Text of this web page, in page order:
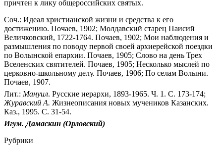
причтен к лику общероссийских святых.
Соч.: Идеал христианской жизни и средства к его
достижению. Почаев, 1902; Молдавский старец Паисий
Величковский, 1722-1764. Почаев, 1902; Мои наблюдения и
размышления по поводу первой своей архиерейской поездки
по Волынской епархии. Почаев, 1905; Слово на день Трех
Вселенских святителей. Почаев, 1905; Несколько мыслей по
церковно-школьному делу. Почаев, 1906; По селам Волыни.
Почаев, 1907.
Лит.: Мануил. Русские иерархи, 1893-1965. Ч. 1. С. 173-174;
Журавский А. Жизнеописания новых мучеников Казанских.
Каз., 1995. С. 31-54.
Игум. Дамаскин (Орловский)
Рубрики